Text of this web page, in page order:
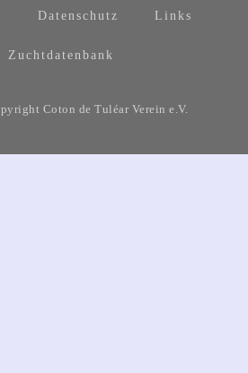
Datenschutz Links
Zuchtdatenbank
Coton de Tuléar Verein e.V.